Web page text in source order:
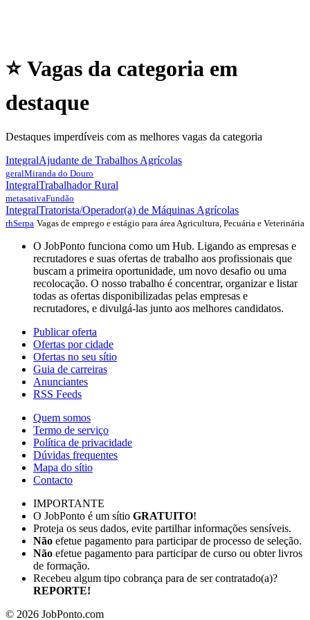
⭐ Vagas da categoria em
destaque
Destaques imperdíveis com as melhores vagas da categoria
IntegralAjudante de Trabalhos Agrícolas
geralMiranda do Douro
IntegralTrabalhador Rural
metasativaFundão
IntegralTratorista/Operador(a) de Máquinas Agrícolas
rhSerpa Vagas de emprego e estágio para área Agricultura, Pecuária e Veterinária
O JobPonto funciona como um Hub. Ligando as empresas e
recrutadores e suas ofertas de trabalho aos profissionais que
buscam a primeira oportunidade, um novo desafio ou uma
recolocação. O nosso trabalho é concentrar, organizar e listar
todas as ofertas disponibilizadas pelas empresas e
recrutadores, e divulgá-las junto aos melhores candidatos.
Publicar oferta
Ofertas por cidade
Ofertas no seu sítio
Guia de carreiras
Anunciantes
RSS Feeds
Quem somos
Termo de serviço
Política de privacidade
Dúvidas frequentes
Mapa do sítio
Contacto
IMPORTANTE
O JobPonto é um sítio GRATUITO!
Proteja os seus dados, evite partilhar informações sensíveis.
Não efetue pagamento para participar de processo de seleção.
Não efetue pagamento para participar de curso ou obter livros
de formação.
Recebeu algum tipo cobrança para de ser contratado(a)?
REPORTE!
© 2026 JobPonto.com